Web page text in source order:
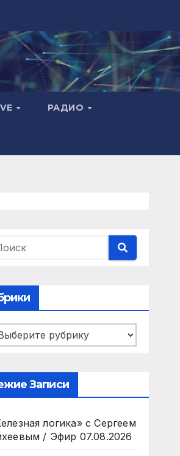
РАДИО
Записи
логика» с Сергеем
/ Эфир 07.08.2026